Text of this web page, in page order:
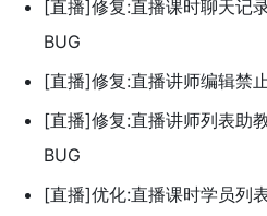
[直播]修复:直播课时聊天记
BUG
[直播]修复:直播讲师编辑禁
[直播]修复:直播讲师列表助
BUG
[直播]优化:直播课时学员列